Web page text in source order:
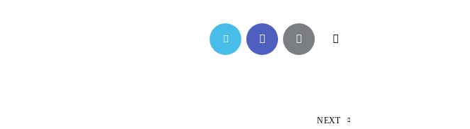
NEXT